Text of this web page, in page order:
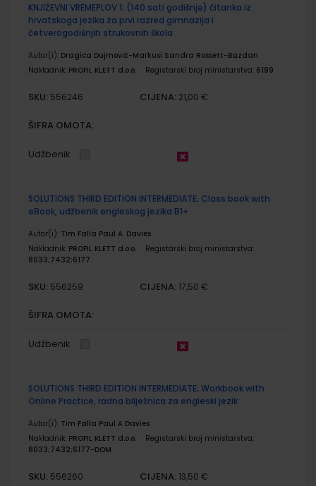
KNJIŽEVNI VREMEPLOV 1; (140 sati godišnje) čitanka iz
hrvatskoga jezika za prvi razred gimnazija i
četverogodišnjih strukovnih škola
Autor(i): Dragica Dujmović-Markusi Sandra Rossett-Bazdan
Nakladnik: PROFIL KLETT d.o.o. Registarski broj ministarstva: 6199
SKU: 556246 CIJENA: 21,00 €
ŠIFRA OMOTA:
Udžbenik
SOLUTIONS THIRD EDITION INTERMEDIATE; Class book with
eBook, udžbenik engleskog jezika B1+
Autor(i): Tim Falla Paul A. Davies
Nakladnik: PROFIL KLETT d.o.o.
Registarski broj ministarstva:
8033;7432;6177
SKU: 556259 CIJENA: 17,50 €
ŠIFRA OMOTA:
Udžbenik
SOLUTIONS THIRD EDITION INTERMEDIATE; Workbook with
Online Practice, radna bilježnica za engleski jezik
Autor(i): Tim Falla Paul A Davies
Nakladnik: PROFIL KLETT d.o.o.
Registarski broj ministarstva:
8033;7432;6177-DOM
SKU: 556260 CIJENA: 13,50 €